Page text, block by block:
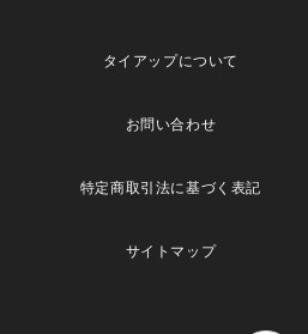
タイアップについて
お問い合わせ
特定商取引法に基づく表記
サイトマップ